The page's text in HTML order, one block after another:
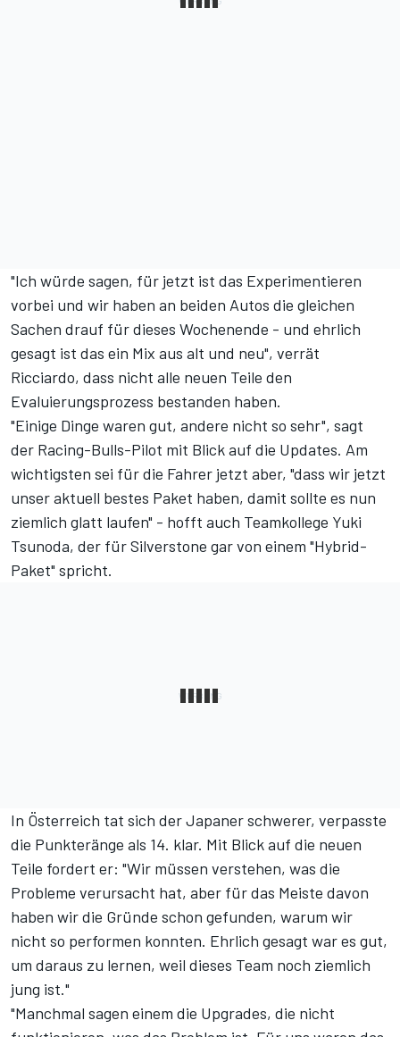
"Ich würde sagen, für jetzt ist das Experimentieren
vorbei und wir haben an beiden Autos die gleichen
Sachen drauf für dieses Wochenende - und ehrlich
gesagt ist das ein Mix aus alt und neu", verrät
Ricciardo, dass nicht alle neuen Teile den
Evaluierungsprozess bestanden haben.
"Einige Dinge waren gut, andere nicht so sehr", sagt
der Racing-Bulls-Pilot mit Blick auf die Updates. Am
wichtigsten sei für die Fahrer jetzt aber, "dass wir jetzt
unser aktuell bestes Paket haben, damit sollte es nun
ziemlich glatt laufen" - hofft auch Teamkollege Yuki
Tsunoda, der für Silverstone gar von einem "Hybrid-
Paket" spricht.
In Österreich tat sich der Japaner schwerer, verpasste
die Punkteränge als 14. klar. Mit Blick auf die neuen
Teile fordert er: "Wir müssen verstehen, was die
Probleme verursacht hat, aber für das Meiste davon
haben wir die Gründe schon gefunden, warum wir
nicht so performen konnten. Ehrlich gesagt war es gut,
um daraus zu lernen, weil dieses Team noch ziemlich
jung ist."
"Manchmal sagen einem die Upgrades, die nicht